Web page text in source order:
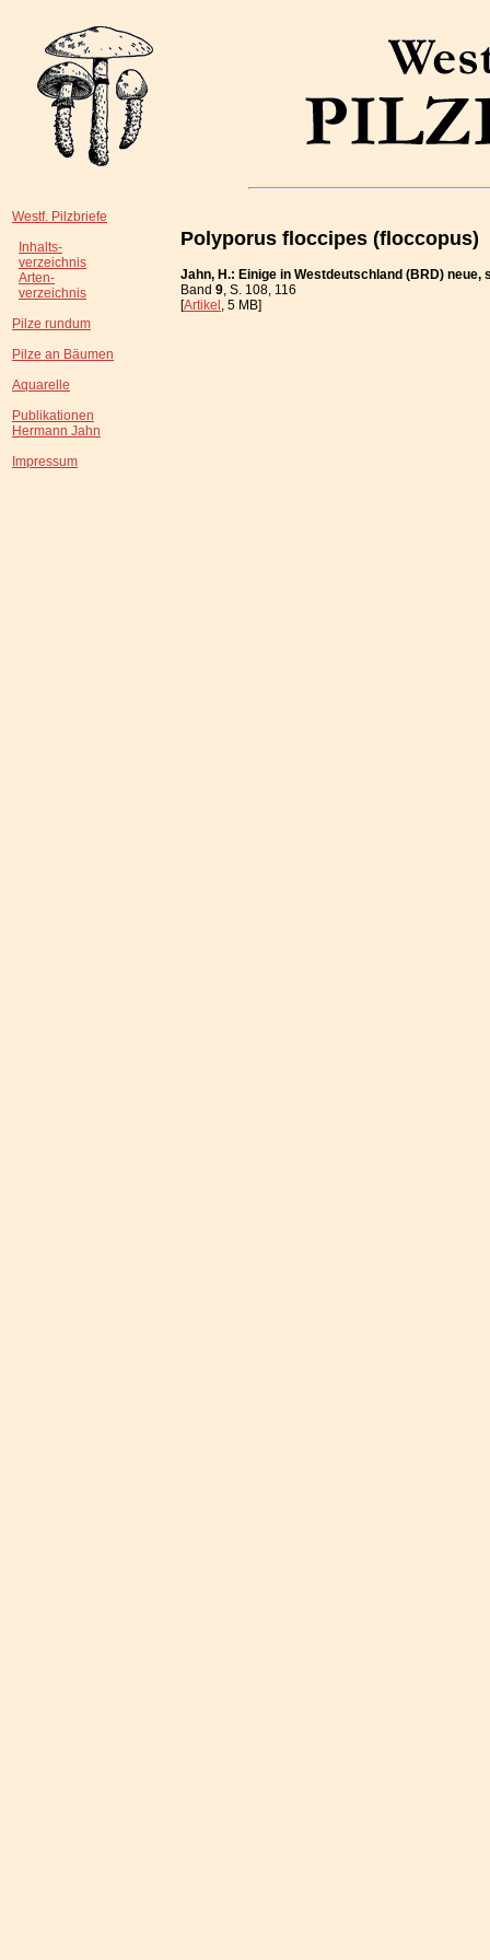
Westf. Pilzbriefe
Inhalts-
verzeichnis
Arten-
verzeichnis
Pilze rundum
Pilze an Bäumen
Aquarelle
Publikationen
Hermann Jahn
Impressum
Polyporus floccipes (floccopus)
Jahn, H.: Einige in Westdeutschland (BRD)
Band 9, S. 108, 116
[Artikel, 5 MB]